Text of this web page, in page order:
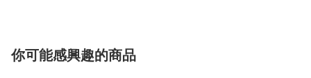
你可能感興趣的商品